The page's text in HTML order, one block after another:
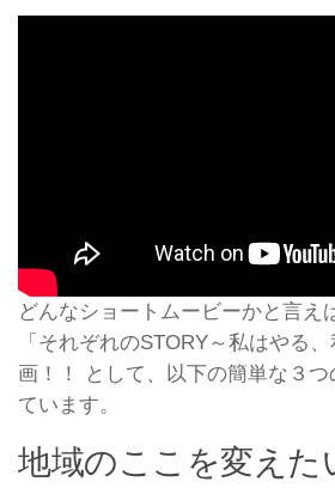
どんなショートムービーかと言え
「それぞれのSTORY～私はやる
画！！ として、以下の簡単な３つ
ています。
地域のここを変えた